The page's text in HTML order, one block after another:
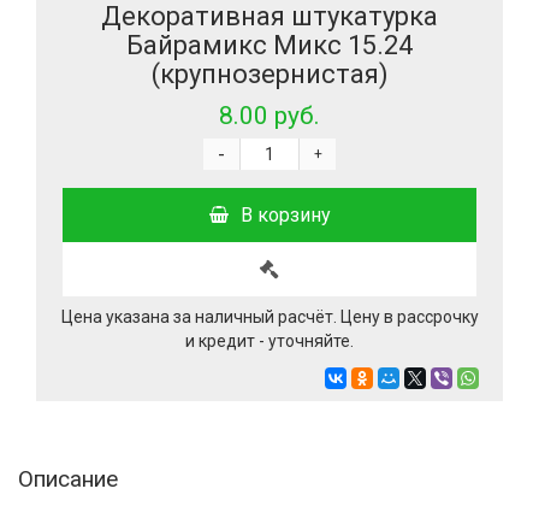
Декоративная штукатурка
Байрамикс Микс 15.24
(крупнозернистая)
8.00 руб.
+
-
В корзину
Цена указана за наличный расчёт. Цену в рассрочку
и кредит - уточняйте.
Описание